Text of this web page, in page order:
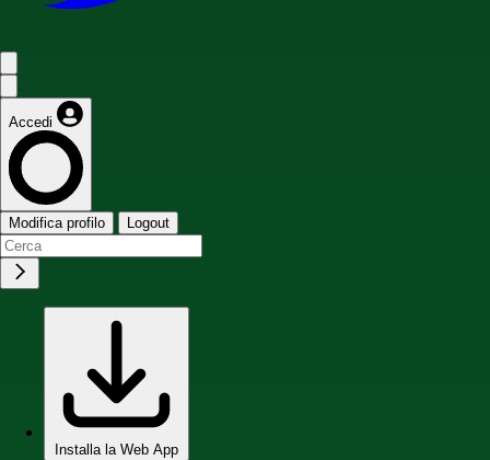
Accedi
Modifica profilo Logout
Installa la Web App